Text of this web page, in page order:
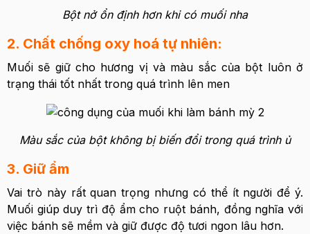
Bột nở ổn định hơn khi có muối nha
2. Chất chống oxy hoá tự nhiên:
Muối sẽ giữ cho hương vị và màu sắc của bột luôn ở
trạng thái tốt nhất trong quá trình lên men
Màu sắc của bột không bị biến đổi trong quá trình ủ
3. Giữ ẩm
Vai trò này rất quan trọng nhưng có thể ít người để ý.
Muối giúp duy trì độ ẩm cho ruột bánh, đồng nghĩa với
việc bánh sẽ mềm và giữ được độ tươi ngon lâu hơn.